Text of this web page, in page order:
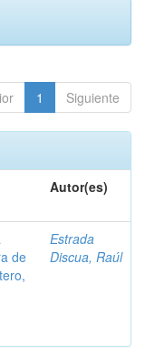
1 Siguiente
Autor(es)
de
Estrada
Discua, Raúl